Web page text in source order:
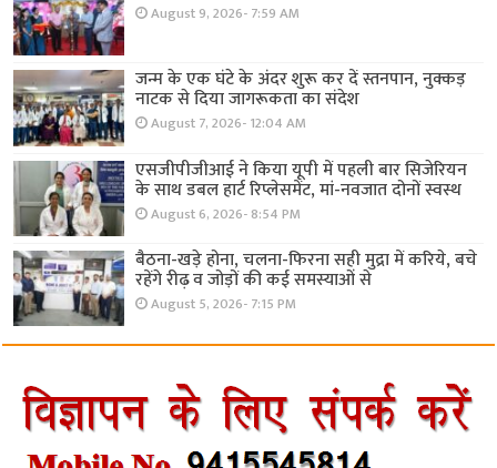
August 9, 2026- 7:59 AM
जन्म के एक घंटे के अंदर शुरू कर दें स्तनपान, नुक्कड़
नाटक से दिया जागरूकता का संदेश
August 7, 2026- 12:04 AM
एसजीपीजीआई ने किया यूपी में पहली बार सिजेरियन
के साथ डबल हार्ट रिप्लेसमेंट, मां-नवजात दोनों स्वस्थ
August 6, 2026- 8:54 PM
बैठना-खड़े होना, चलना-फिरना सही मुद्रा में करिये, बचे
रहेंगे रीढ़ व जोड़ों की कई समस्याओं से
August 5, 2026- 7:15 PM